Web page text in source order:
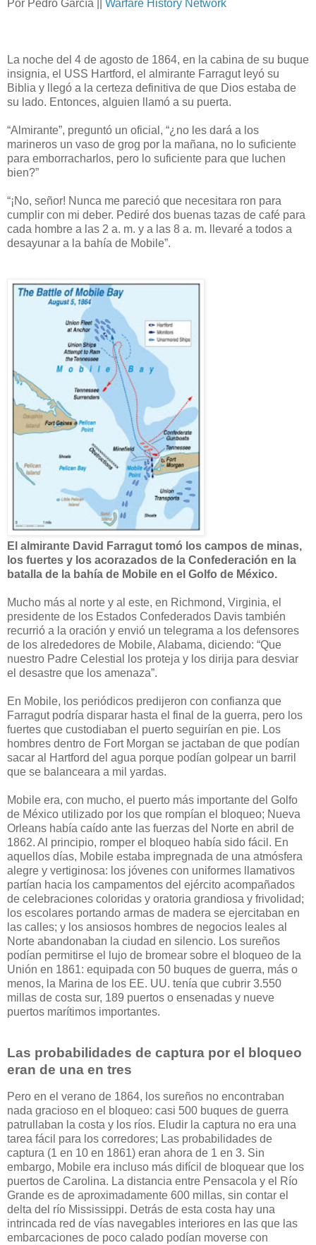
Por Pedro García || Warfare History Network
La noche del 4 de agosto de 1864, en la cabina de su buque
insignia, el USS Hartford, el almirante Farragut leyó su
Biblia y llegó a la certeza definitiva de que Dios estaba de
su lado. Entonces, alguien llamó a su puerta.
“Almirante”, preguntó un oficial, “¿no les dará a los
marineros un vaso de grog por la mañana, no lo suficiente
para emborracharlos, pero lo suficiente para que luchen
bien?”
“¡No, señor! Nunca me pareció que necesitara ron para
cumplir con mi deber. Pediré dos buenas tazas de café para
cada hombre a las 2 a. m. y a las 8 a. m. llevaré a todos a
desayunar a la bahía de Mobile”.
El almirante David Farragut tomó los campos de minas,
los fuertes y los acorazados de la Confederación en la
batalla de la bahía de Mobile en el Golfo de México.
Mucho más al norte y al este, en Richmond, Virginia, el
presidente de los Estados Confederados Davis también
recurrió a la oración y envió un telegrama a los defensores
de los alrededores de Mobile, Alabama, diciendo: “Que
nuestro Padre Celestial los proteja y los dirija para desviar
el desastre que los amenaza”.
En Mobile, los periódicos predijeron con confianza que
Farragut podría disparar hasta el final de la guerra, pero los
fuertes que custodiaban el puerto seguirían en pie. Los
hombres dentro de Fort Morgan se jactaban de que podían
sacar al Hartford del agua porque podían golpear un barril
que se balanceara a mil yardas.
Mobile era, con mucho, el puerto más importante del Golfo
de México utilizado por los que rompían el bloqueo; Nueva
Orleans había caído ante las fuerzas del Norte en abril de
1862. Al principio, romper el bloqueo había sido fácil. En
aquellos días, Mobile estaba impregnada de una atmósfera
alegre y vertiginosa: los jóvenes con uniformes llamativos
partían hacia los campamentos del ejército acompañados
de celebraciones coloridas y oratoria grandiosa y frivolidad;
los escolares portando armas de madera se ejercitaban en
las calles; y los ansiosos hombres de negocios leales al
Norte abandonaban la ciudad en silencio. Los sureños
podían permitirse el lujo de bromear sobre el bloqueo de la
Unión en 1861: equipada con 50 buques de guerra, más o
menos, la Marina de los EE. UU. tenía que cubrir 3.550
millas de costa sur, 189 puertos o ensenadas y nueve
puertos marítimos importantes.
Las probabilidades de captura por el bloqueo
eran de una en tres
Pero en el verano de 1864, los sureños no encontraban
nada gracioso en el bloqueo: casi 500 buques de guerra
patrullaban la costa y los ríos. Eludir la captura no era una
tarea fácil para los corredores; Las probabilidades de
captura (1 en 10 en 1861) eran ahora de 1 en 3. Sin
embargo, Mobile era incluso más difícil de bloquear que los
puertos de Carolina. La distancia entre Pensacola y el Río
Grande es de aproximadamente 600 millas, sin contar el
delta del río Mississippi. Detrás de esta costa hay una
intrincada red de vías navegables interiores en las que las
embarcaciones de poco calado podían moverse con